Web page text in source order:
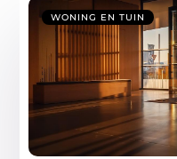
WONING EN TUIN